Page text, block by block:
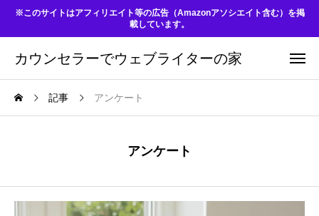
※このサイトはアフィリエイト等の広告（Amazonアソシエイト含む）を掲
載しています。
カウンセラーでウェブライターの家
記事 アンケート
アンケート